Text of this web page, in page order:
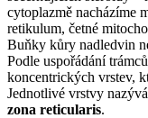
cytoplazmě nacházíme
retikulum, četné
Buňky kůry nadledvin
Podle uspořádání
koncentrických vrstev,
Jednotlivé vrstvy
zona reticularis.